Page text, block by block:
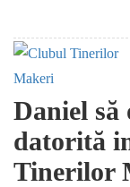
Cum au
Daniel
datorită
Tinerilor